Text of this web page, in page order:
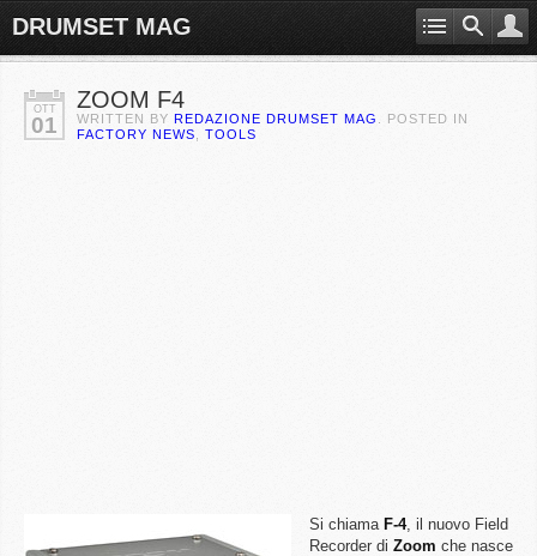
DRUMSET MAG
OTT
01
ZOOM F4
WRITTEN BY REDAZIONE DRUMSET MAG
. POSTED IN
FACTORY NEWS
TOOLS
Si chiama F-4, il nuovo Field
Recorder di Zoom che nasce